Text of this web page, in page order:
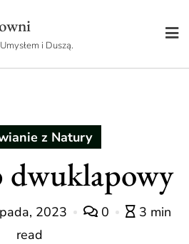
i Duszą.
z Natury
dwuklapowy
2023 0
3 min
read